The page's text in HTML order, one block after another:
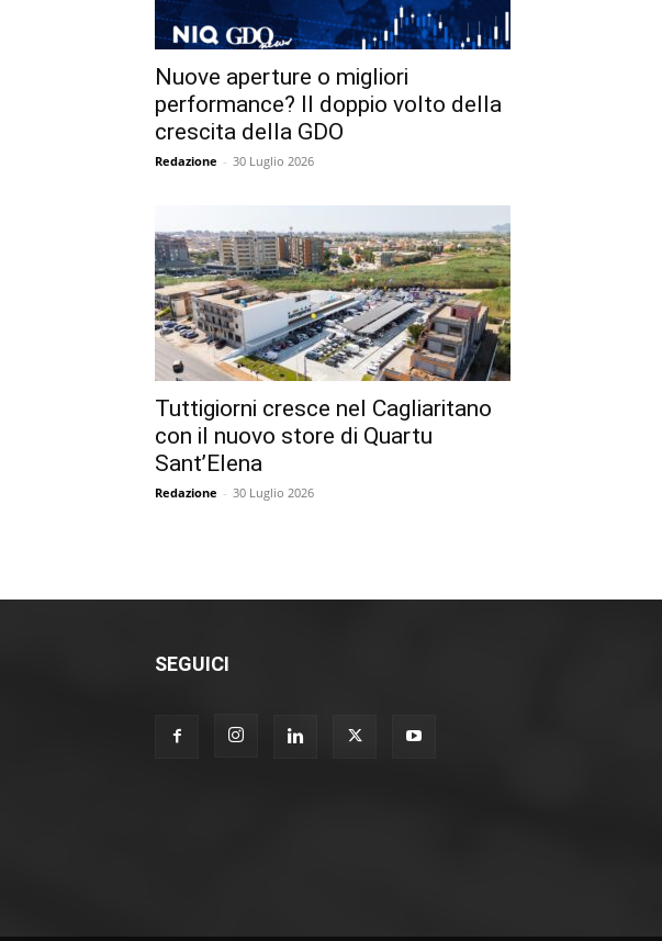
Nuove aperture o migliori
performance? Il doppio volto della
crescita della GDO
Redazione - 30 Luglio 2026
Tuttigiorni cresce nel Cagliaritano
con il nuovo store di Quartu
Sant’Elena
Redazione - 30 Luglio 2026
SEGUICI